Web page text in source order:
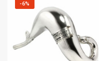
-6%